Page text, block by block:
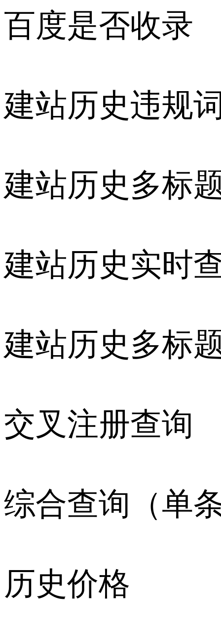
百度是否收录
建站历史违规
建站历史多标
建站历史实时
建站历史多标
交叉注册查询
综合查询（单
历史价格